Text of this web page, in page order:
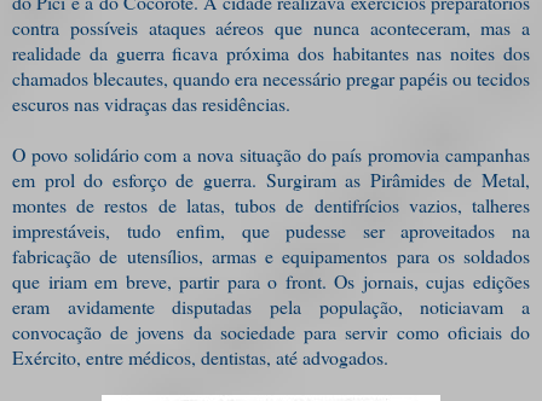
contra possíveis ataques aéreos que nunca aconteceram, mas a
realidade da guerra ficava próxima dos habitantes nas noites dos
chamados blecautes, quando era necessário pregar papéis ou tecidos
escuros nas vidraças das residências.
O povo solidário com a nova situação do país promovia campanhas
em prol do esforço de guerra. Surgiram as Pirâmides de Metal,
montes de restos de latas, tubos de dentifrícios vazios, talheres
imprestáveis, tudo enfim, que pudesse ser aproveitados na
fabricação de utensílios, armas e equipamentos para os soldados
que iriam em breve, partir para o front. Os jornais, cujas edições
eram avidamente disputadas pela população, noticiavam a
convocação de jovens da sociedade para servir como oficiais do
Exército, entre médicos, dentistas, até advogados.